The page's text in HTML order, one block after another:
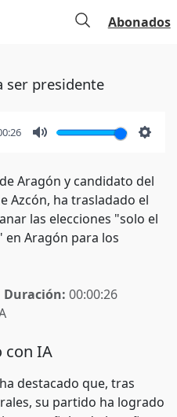
Abonados
ser presidente
Aragón y candidato del
Azcón, ha trasladado el
las elecciones "solo el
Aragón para los
Duración: 00:00:26
con IA
destacado que, tras
su partido ha logrado